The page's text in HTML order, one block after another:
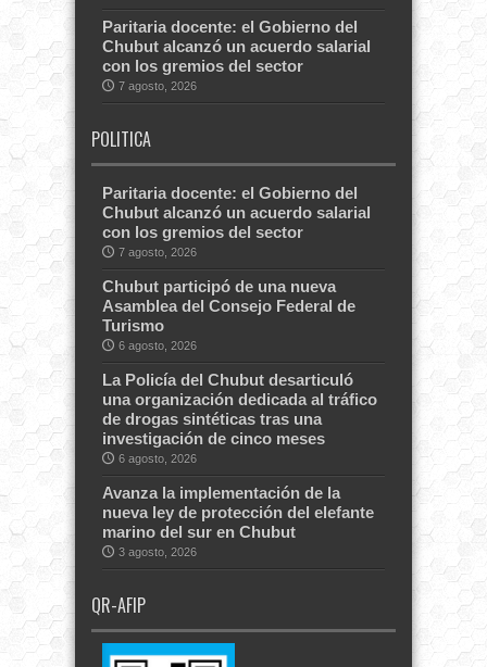
Paritaria docente: el Gobierno del
Chubut alcanzó un acuerdo salarial
con los gremios del sector
7 agosto, 2026
POLITICA
Paritaria docente: el Gobierno del
Chubut alcanzó un acuerdo salarial
con los gremios del sector
7 agosto, 2026
Chubut participó de una nueva
Asamblea del Consejo Federal de
Turismo
6 agosto, 2026
La Policía del Chubut desarticuló
una organización dedicada al tráfico
de drogas sintéticas tras una
investigación de cinco meses
6 agosto, 2026
Avanza la implementación de la
nueva ley de protección del elefante
marino del sur en Chubut
3 agosto, 2026
QR-AFIP